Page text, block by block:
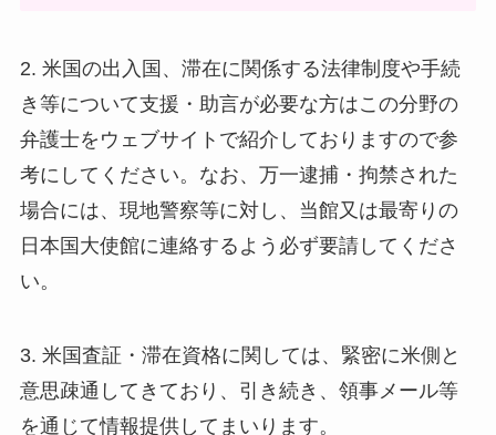
2. 米国の出入国、滞在に関係する法律制度や手続
き等について支援・助言が必要な方はこの分野の
弁護士をウェブサイトで紹介しておりますので参
考にしてください。なお、万一逮捕・拘禁された
場合には、現地警察等に対し、当館又は最寄りの
日本国大使館に連絡するよう必ず要請してくださ
い。
3. 米国査証・滞在資格に関しては、緊密に米側と
意思疎通してきており、引き続き、領事メール等
を通じて情報提供してまいります。